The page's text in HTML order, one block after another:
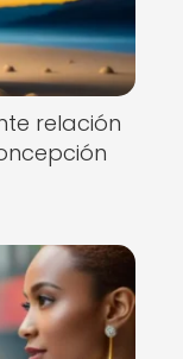
relación